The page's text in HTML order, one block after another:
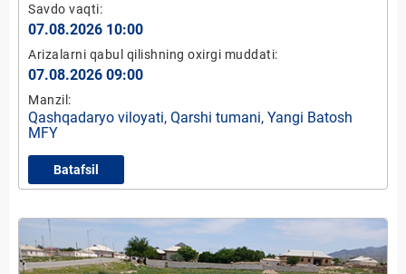
Savdo vaqti:
07.08.2026 10:00
Arizalarni qabul qilishning oxirgi muddati:
07.08.2026 09:00
Manzil:
Qashqadaryo viloyati, Qarshi tumani, Yangi Batosh
MFY
Batafsil